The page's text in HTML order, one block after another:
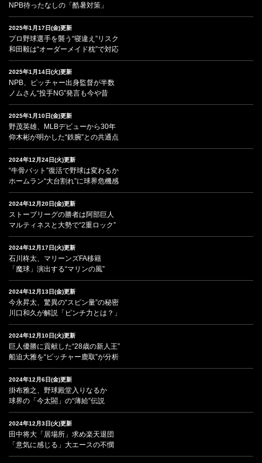
NPB待ったなしの「酷暑対策」
2025年1月17日(金)更新
プロ野球選手を襲う“寝違え”リスク
和田毅は“オーダーメイド枕”で対応
2025年1月14日(火)更新
NPB、ピッチャー出身監督が半数
ノムさん“投手NG”発言も今や昔
2025年1月10日(金)更新
野茂英雄、MLBデビューから30年
仰木彬が明かした“鉄腕”との共通点
2024年12月24日(火)更新
“牛骨バット”復活で野球は変わるか
ホームラン“大台割れ”に球界危機感
2024年12月20日(金)更新
ストーブリーグの勝者は阿部巨人
マルティネスと大勢で“2重ロック”
2024年12月17日(火)更新
石川柊太、マリーンズFA移籍
「魔球」演出する“マリンの風”
2024年12月13日(金)更新
今永昇太、驚異の“スピン量”の秘密
川口和久が解説「ピンチ力とは？」
2024年12月10日(火)更新
巨人優勝に貢献した“28歳の新人王”
船迫大雅を“ピッチャー鹿取”が分析
2024年12月6日(金)更新
掛布雅之、野球殿堂入りなるか
球界の「今太閤」の“薄給”伝説
2024年12月3日(火)更新
田中将大「居場所」求め楽天退団
「意気に感じる」大エースの不憫